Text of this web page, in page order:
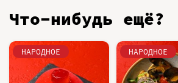
Что-нибудь ещё?
НАРОДНОЕ НАРОДНОЕ